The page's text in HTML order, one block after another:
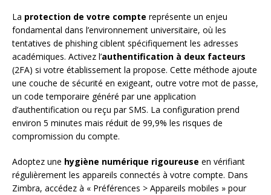
La protection de votre compte représente un enjeu
fondamental dans l’environnement universitaire, où les
tentatives de phishing ciblent spécifiquement les adresses
académiques. Activez l’authentification à deux facteurs
(2FA) si votre établissement la propose. Cette méthode ajoute
une couche de sécurité en exigeant, outre votre mot de passe,
un code temporaire généré par une application
d’authentification ou reçu par SMS. La configuration prend
environ 5 minutes mais réduit de 99,9% les risques de
compromission du compte.
Adoptez une hygiène numérique rigoureuse en vérifiant
régulièrement les appareils connectés à votre compte. Dans
Zimbra, accédez à « Préférences > Appareils mobiles » pour